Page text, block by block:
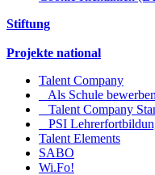
Stiftung
Projekte national
Talent Company
Als Schule bewerben
Talent Company
PSI
Talent Elements
SABO
Wi.Fo!